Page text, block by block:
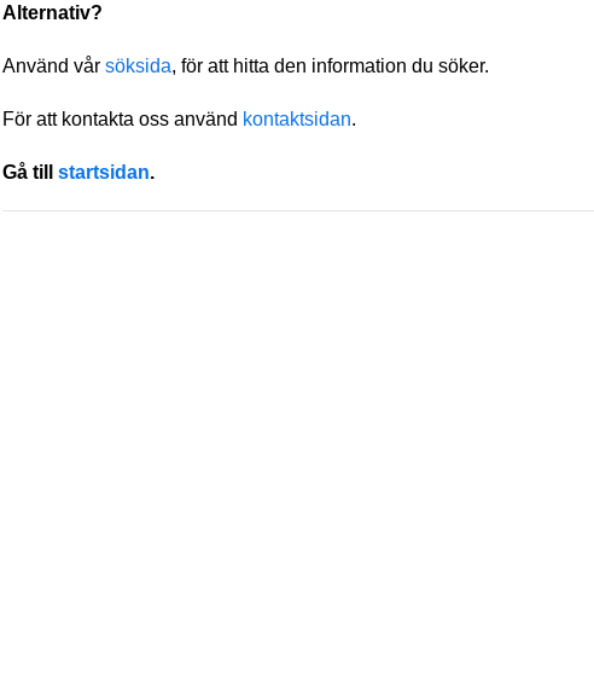
Alternativ?
Använd vårsöksida, för att hitta den information du söker.
För att kontakta oss använd kontaktsidan.
Gå tillstartsidan.